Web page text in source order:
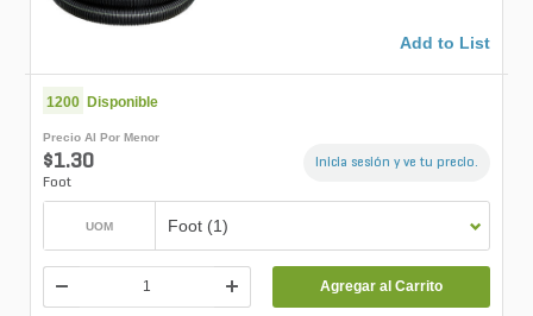
Add to List
1200 Disponible
Precio Al Por Menor
$1.30
Foot
Inicia sesión y ve tu precio.
UOM Foot (1)
Agregar al Carrito